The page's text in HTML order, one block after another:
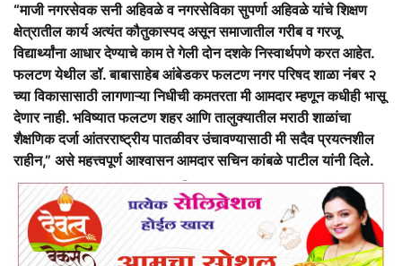
“माजी नगरसेवक सनी अहिवळे व नगरसेविका सुपर्णा अहिवळे यांचे शिक्षण
क्षेत्रातील कार्य अत्यंत कौतुकास्पद असून समाजातील गरीब व गरजू
विद्यार्थ्यांना आधार देण्याचे काम ते गेली दोन दशके निस्वार्थपणे करत आहेत.
फलटण येथील डॉ. बाबासाहेब आंबेडकर फलटण नगर परिषद शाळा नंबर २
च्या विकासासाठी लागणाऱ्या निधीची कमतरता मी आमदार म्हणून कधीही भासू
देणार नाही. भविष्यात फलटण शहर आणि तालुक्यातील मराठी शाळांचा
शैक्षणिक दर्जा आंतरराष्ट्रीय पातळीवर उंचावण्यासाठी मी सदैव प्रयत्नशील
राहीन,” असे महत्त्वपूर्ण आश्वासन आमदार सचिन कांबळे पाटील यांनी दिले.